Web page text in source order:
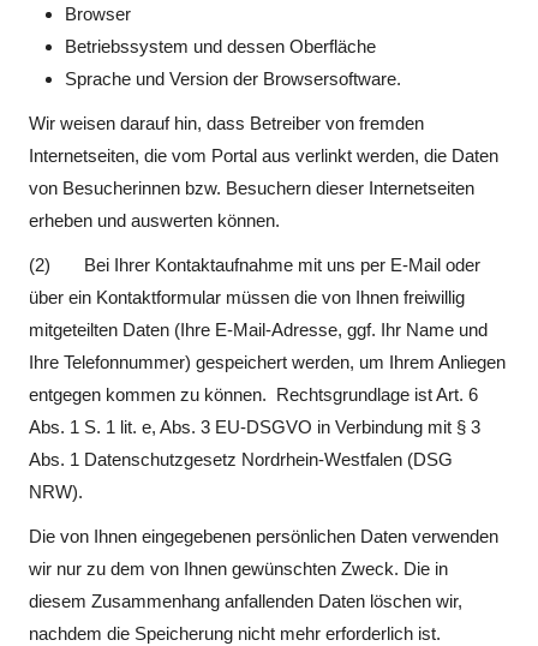
Browser
Betriebssystem und dessen Oberfläche
Sprache und Version der Browsersoftware.
Wir weisen darauf hin, dass Betreiber von fremden
Internetseiten, die vom Portal aus verlinkt werden, die Daten
von Besucherinnen bzw. Besuchern dieser Internetseiten
erheben und auswerten können.
(2) Bei Ihrer Kontaktaufnahme mit uns per E-Mail oder
über ein Kontaktformular müssen die von Ihnen freiwillig
mitgeteilten Daten (Ihre E-Mail-Adresse, ggf. Ihr Name und
Ihre Telefonnummer) gespeichert werden, um Ihrem Anliegen
entgegen kommen zu können. Rechtsgrundlage ist Art. 6
Abs. 1 S. 1 lit. e, Abs. 3 EU-DSGVO in Verbindung mit § 3
Abs. 1 Datenschutzgesetz Nordrhein-Westfalen (DSG
NRW).
Die von Ihnen eingegebenen persönlichen Daten verwenden
wir nur zu dem von Ihnen gewünschten Zweck. Die in
diesem Zusammenhang anfallenden Daten löschen wir,
nachdem die Speicherung nicht mehr erforderlich ist.